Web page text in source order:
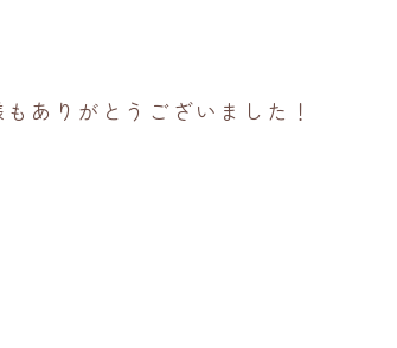
ありがとうございました！